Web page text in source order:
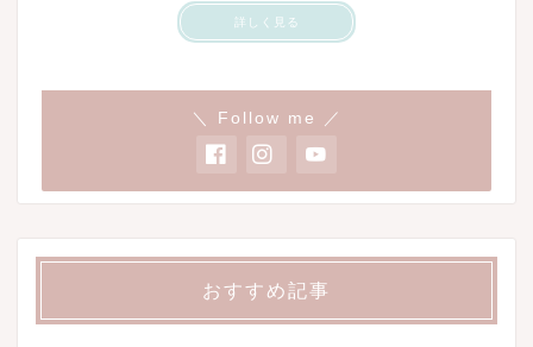
詳しく見る
＼ Follow me ／
おすすめ記事